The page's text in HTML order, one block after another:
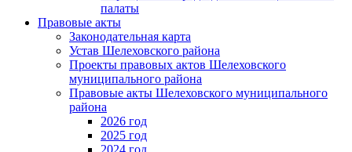
палаты
Правовые акты
Законодательная карта
Устав Шелеховского района
Проекты правовых актов Шелеховского
муниципального района
Правовые акты Шелеховского муниципального
района
2026 год
2025 год
2024 год